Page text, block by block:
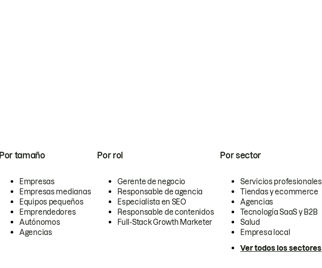
Por tamaño
Empresas
Empresas medianas
Equipos pequeños
Emprendedores
Autónomos
Agencias
Por rol
Gerente de negocio
Responsable de agencia
Especialista en SEO
Responsable de contenidos
Full-Stack Growth Marketer
Por sector
Servicios profesionales
Tiendas y ecommerce
Agencias
Tecnología SaaS y B2B
Salud
Empresa local
Ver todos los sectores